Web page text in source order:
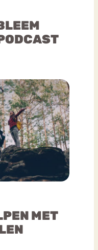
MET